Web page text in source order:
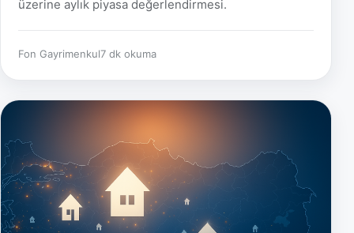
üzerine aylık piyasa değerlendirmesi.
Fon Gayrimenkul7 dk okuma